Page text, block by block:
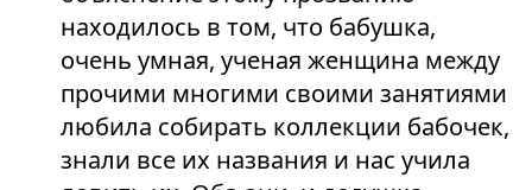
находилось в том, что бабушка,
очень умная, ученая женщина между
прочими многими своими занятиями
любила собирать коллекции бабочек,
знали все их названия и нас учила